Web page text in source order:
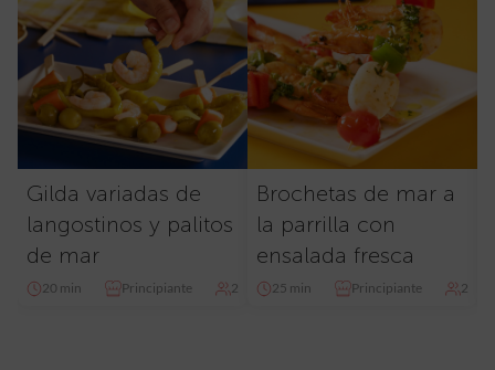
Gilda variadas de
langostinos y palitos
de mar
20 min Principiante 2
Brochetas de mar a
la parrilla con
ensalada fresca
25 min Principiante 2